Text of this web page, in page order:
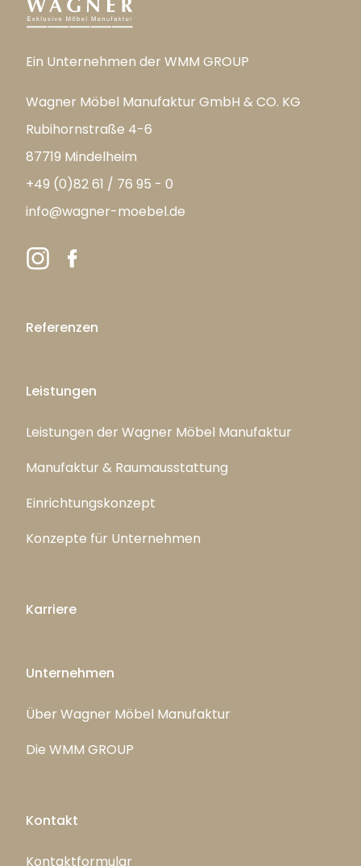
Ein Unternehmen der WMM GROUP
Wagner Möbel Manufaktur GmbH & CO. KG
Rubihornstraße 4-6
87719 Mindelheim
+49 (0)82 61 / 76 95 - 0
info@wagner-moebel.de
Referenzen
Leistungen
Leistungen der Wagner Möbel Manufaktur
Manufaktur & Raumausstattung
Einrichtungskonzept
Konzepte für Unternehmen
Karriere
Unternehmen
Über Wagner Möbel Manufaktur
Die WMM GROUP
Kontakt
Kontaktformular